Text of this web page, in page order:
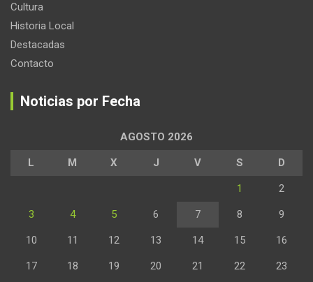
Cultura
Historia Local
Destacadas
Contacto
Noticias por Fecha
AGOSTO 2026
L M X J V S D
1 2
3 4 5 6 7 8 9
10 11 12 13 14 15 16
17 18 19 20 21 22 23